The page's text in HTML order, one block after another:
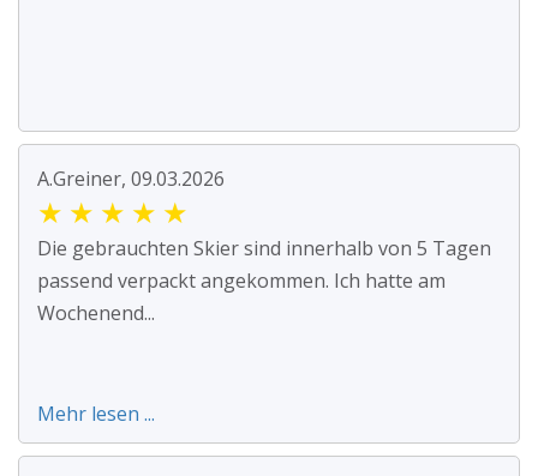
A.Greiner, 09.03.2026
★ ★ ★ ★ ★
Die gebrauchten Skier sind innerhalb von 5 Tagen
passend verpackt angekommen. Ich hatte am
Wochenend...
Mehr lesen ...